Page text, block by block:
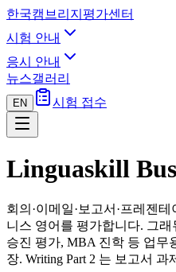
한국캠브리지평가센터
시험 안내
응시 안내
뉴스갤러리
EN 시험 접수
Linguaskill
회의·이메일·보고서·프레젠
니스 영어를 평가합니다. 그
승진 평가, MBA 진학 등 업무
장. Writing Part 2 는 보고서 과